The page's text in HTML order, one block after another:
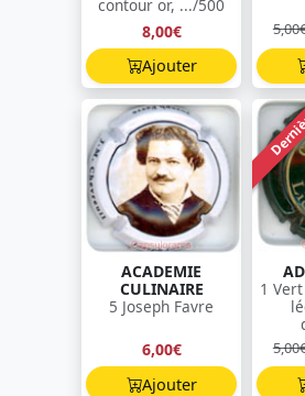
contour or, .../500
8,00€
Ajouter
ACADEMIE
CULINAIRE
5 Joseph Favre
6,00€
Ajouter
1